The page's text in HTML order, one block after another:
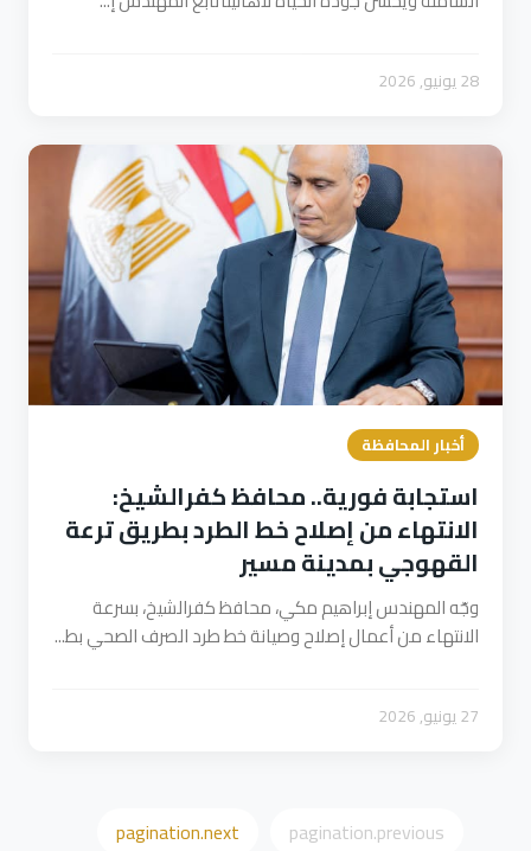
28 يونيو, 2026
أخبار المحافظة
استجابة فورية.. محافظ كفرالشيخ:
الانتهاء من إصلاح خط الطرد بطريق ترعة
القهوجي بمدينة مسير
وجّه المهندس إبراهيم مكي، محافظ كفرالشيخ، بسرعة
الانتهاء من أعمال إصلاح وصيانة خط طرد الصرف الصحي بط...
27 يونيو, 2026
pagination.previous
pagination.next